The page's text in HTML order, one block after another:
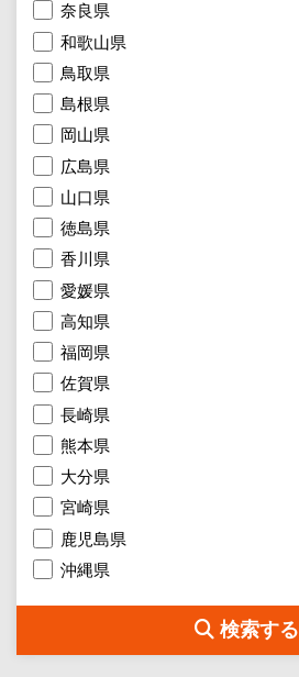
奈良県
和歌山県
鳥取県
島根県
岡山県
広島県
山口県
徳島県
香川県
愛媛県
高知県
福岡県
佐賀県
長崎県
熊本県
大分県
宮崎県
鹿児島県
沖縄県
検索する